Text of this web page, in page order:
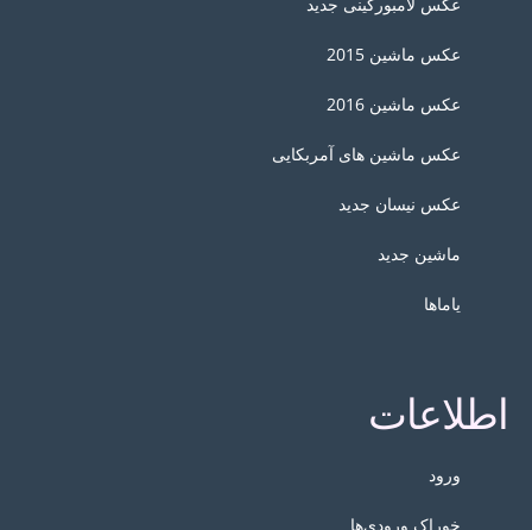
عکس لامبورگینی جدید
عکس ماشین 2015
عکس ماشین 2016
عکس ماشین های آمربکایی
عکس نیسان جدید
ماشین جدید
یاماها
اطلاعات
ورود
خوراک ورودی‌ها